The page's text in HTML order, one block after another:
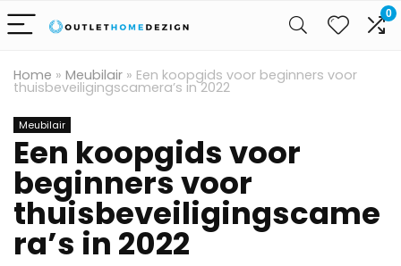
0
Home » Meubilair » Een koopgids voor beginners voor
thuisbeveiligingscamera’s in 2022
Meubilair
Een koopgids voor
beginners voor
thuisbeveiligingscame
ra’s in 2022